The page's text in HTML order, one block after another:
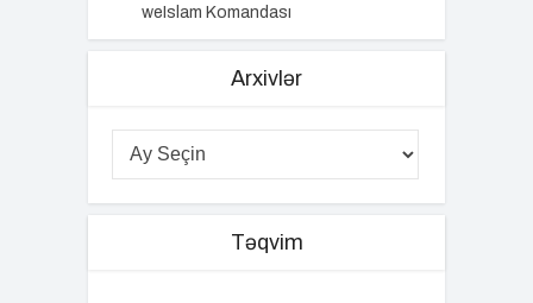
weIslam Komandası
Arxivlər
Təqvim